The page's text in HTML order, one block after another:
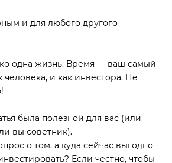
и для любого другого
одна жизнь. Время — ваш самый
человека, и как инвестора. Не
была полезной для вас (или
вы советник).
о том, а куда сейчас выгодно
Если честно, чтобы